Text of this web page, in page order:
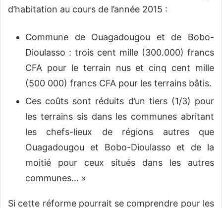
d’habitation au cours de l’année 2015 :
Commune de Ouagadougou et de Bobo-
Dioulasso : trois cent mille (300.000) francs
CFA pour le terrain nus et cinq cent mille
(500 000) francs CFA pour les terrains bâtis.
Ces coûts sont réduits d’un tiers (1/3) pour
les terrains sis dans les communes abritant
les chefs-lieux de régions autres que
Ouagadougou et Bobo-Dioulasso et de la
moitié pour ceux situés dans les autres
communes… »
Si cette réforme pourrait se comprendre pour les